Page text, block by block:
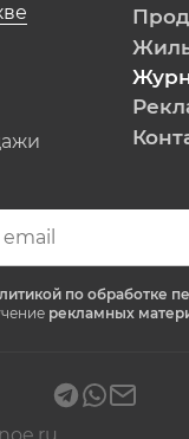
по обработке
рекламных